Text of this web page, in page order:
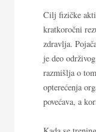
Cilj fizičke
kratkoročni
zdravlja.
je deo
razmišlja o
opterećenja
povećava, a